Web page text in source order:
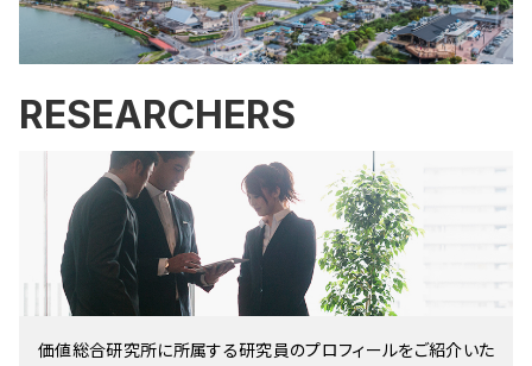
RESEARCHERS
価値総合研究所に所属する研究員のプロフィールをご紹介いた